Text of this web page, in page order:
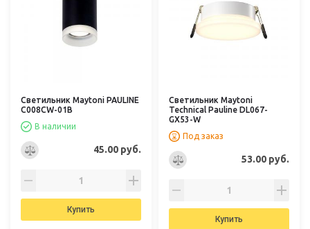
Светильник Maytoni PAULINE
C008CW-01B
В наличии
45.00 руб.
Купить
Светильник Maytoni
Technical Pauline DL067-
GX53-W
Под заказ
53.00 руб.
Купить